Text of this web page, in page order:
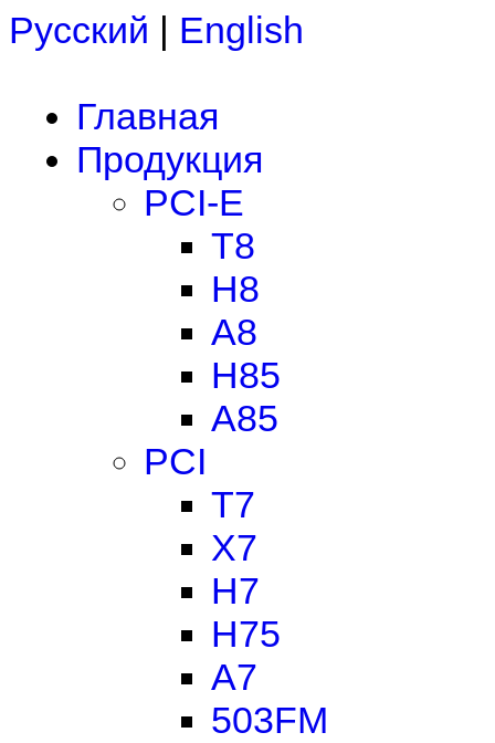
Русский | English
Главная
Продукция
PCI-E
T8
H8
A8
H85
A85
PCI
T7
X7
H7
H75
A7
503FM